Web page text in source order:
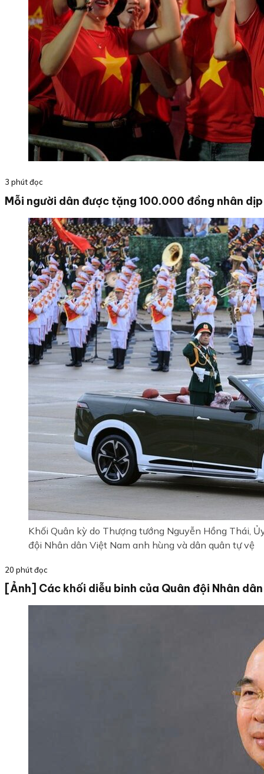
3 phút đọc
Mỗi người dân được tặng 100.000 đồng nhân
Khối Quân kỳ do Thượng tướng Nguyễn Hồng Thái,
đội Nhân dân Việt Nam anh hùng và dân quân tự vệ
20 phút đọc
[Ảnh] Các khối diễu binh của Quân đội Nhân